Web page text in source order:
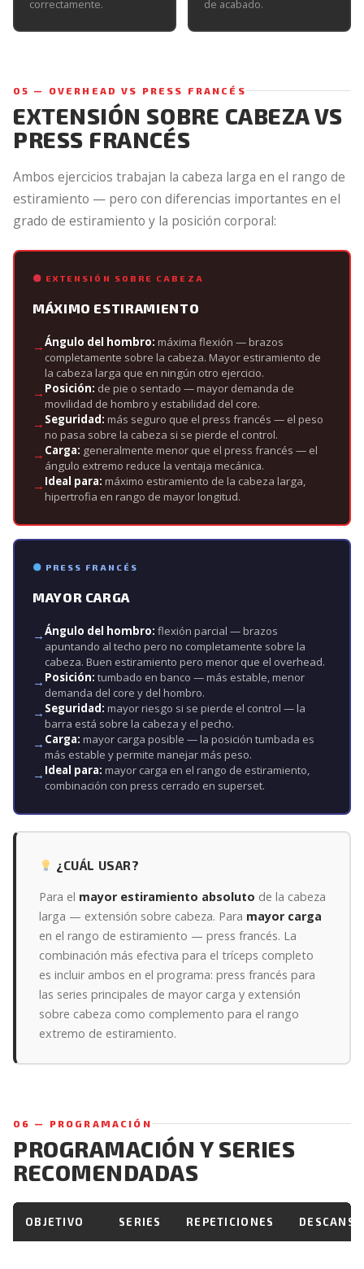
correctamente. de acabado.
05 — OVERHEAD VS PRESS FRANCÉS
EXTENSIÓN SOBRE CABEZA VS
PRESS FRANCÉS
Ambos ejercicios trabajan la cabeza larga en el rango de
estiramiento — pero con diferencias importantes en el
grado de estiramiento y la posición corporal:
EXTENSIÓN SOBRE CABEZA
MÁXIMO ESTIRAMIENTO
Ángulo del hombro: máxima flexión — brazos
completamente sobre la cabeza. Mayor estiramiento de
la cabeza larga que en ningún otro ejercicio.
Posición: de pie o sentado — mayor demanda de
movilidad de hombro y estabilidad del core.
Seguridad: más seguro que el press francés — el peso
no pasa sobre la cabeza si se pierde el control.
Carga: generalmente menor que el press francés — el
ángulo extremo reduce la ventaja mecánica.
Ideal para: máximo estiramiento de la cabeza larga,
hipertrofia en rango de mayor longitud.
PRESS FRANCÉS
MAYOR CARGA
Ángulo del hombro: flexión parcial — brazos
apuntando al techo pero no completamente sobre la
cabeza. Buen estiramiento pero menor que el overhead.
Posición: tumbado en banco — más estable, menor
demanda del core y del hombro.
Seguridad: mayor riesgo si se pierde el control — la
barra está sobre la cabeza y el pecho.
Carga: mayor carga posible — la posición tumbada es
más estable y permite manejar más peso.
Ideal para: mayor carga en el rango de estiramiento,
combinación con press cerrado en superset.
¿CUÁL USAR?
Para el mayor estiramiento absoluto de la cabeza
larga — extensión sobre cabeza. Para mayor carga
en el rango de estiramiento — press francés. La
combinación más efectiva para el tríceps completo
es incluir ambos en el programa: press francés para
las series principales de mayor carga y extensión
sobre cabeza como complemento para el rango
extremo de estiramiento.
06 — PROGRAMACIÓN
PROGRAMACIÓN Y SERIES
RECOMENDADAS
OBJETIVO SERIES REPETICIONES DESCANSO